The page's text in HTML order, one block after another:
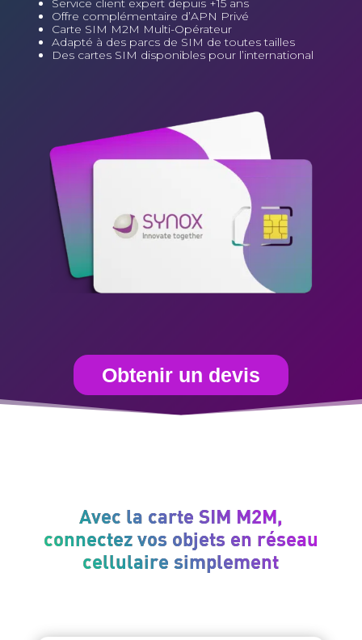
Service client expert depuis +15 ans
Offre complémentaire d’APN Privé
Carte SIM M2M Multi-Opérateur
Adapté à des parcs de SIM de toutes tailles
Des cartes SIM disponibles pour l’international
Obtenir un devis
Avec la carte SIM M2M,
connectez vos objets en réseau
cellulaire simplement